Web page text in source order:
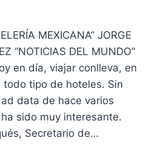
MEXICANA” JORGE
“NOTICIAS DEL MUNDO”
día, viajar conlleva, en
tipo de hoteles. Sin
data de hace varios
ha sido muy interesante.
Secretario de…